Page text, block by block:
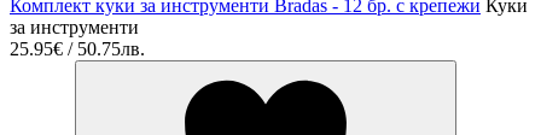
Комплект куки за инструменти Bradas - 12 бр. с крепежи Куки
за инструменти
25.95€ / 50.75лв.